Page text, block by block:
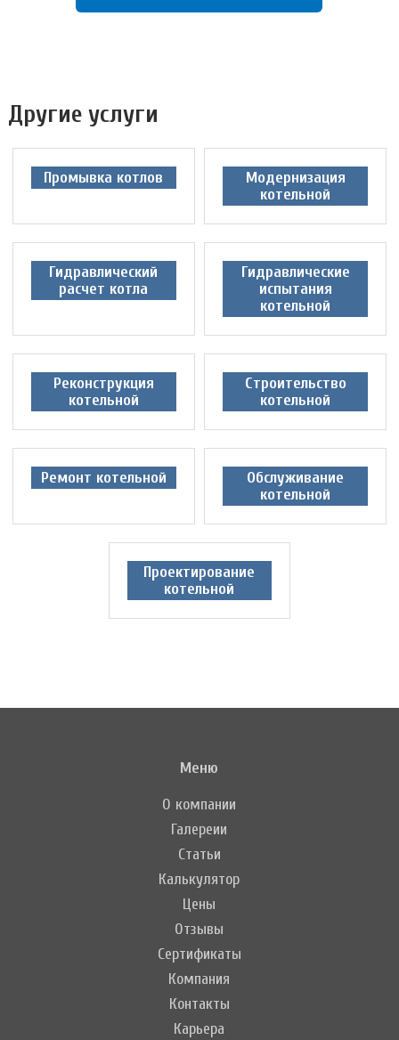
Другие услуги
Промывка котлов
Модернизация
котельной
Гидравлический
расчет котла
Гидравлические
испытания
котельной
Реконструкция
котельной
Строительство
котельной
Ремонт котельной
Обслуживание
котельной
Проектирование
котельной
Меню
О компании
Галереии
Статьи
Калькулятор
Цены
Отзывы
Сертификаты
Компания
Контакты
Карьера